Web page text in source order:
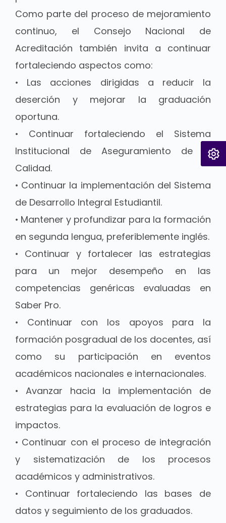
Como parte del proceso de mejoramiento
continuo, el Consejo Nacional de
Acreditación también invita a continuar
fortaleciendo aspectos como:
• Las acciones dirigidas a reducir la
deserción y mejorar la graduación
oportuna.
• Continuar fortaleciendo el Sistema
Institucional de Aseguramiento de la
Calidad.
• Continuar la implementación del Sistema
de Desarrollo Integral Estudiantil.
• Mantener y profundizar para la formación
en segunda lengua, preferiblemente inglés.
• Continuar y fortalecer las estrategias
para un mejor desempeño en las
competencias genéricas evaluadas en
Saber Pro.
• Continuar con los apoyos para la
formación posgradual de los docentes, así
como su participación en eventos
académicos nacionales e internacionales.
• Avanzar hacia la implementación de
estrategias para la evaluación de logros e
impactos.
• Continuar con el proceso de integración
y sistematización de los procesos
académicos y administrativos.
• Continuar fortaleciendo las bases de
datos y seguimiento de los graduados.